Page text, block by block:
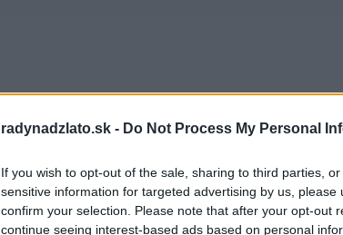
radynadzlato.sk - Do Not Process My Personal
If you wish to opt-out of the sale, sharing to third parties,
sensitive information for targeted advertising by us,
confirm your selection. Please note that after your opt-out
continue seeing interest-based ads based on personal